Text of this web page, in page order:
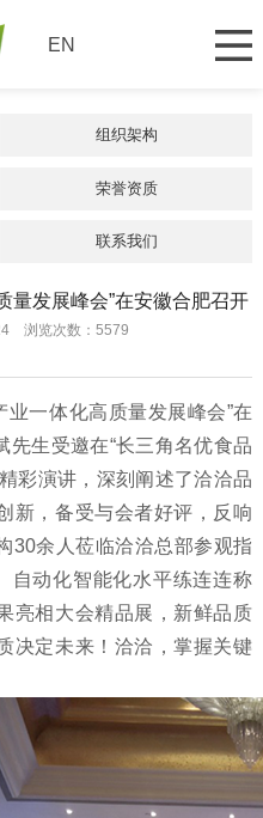
EN
组织架构
荣誉资质
联系我们
量发展峰会”在安徽合肥召开
浏览次数：5579
业一体化高质量发展峰会”在
生受邀在“长三角名优食品
彩演讲，深刻阐述了洽洽品
新，备受与会者好评，反响
30余人莅临洽洽总部参观指
自动化智能化水平练连连称
亮相大会精品展，新鲜品质
决定未来！洽洽，掌握关键